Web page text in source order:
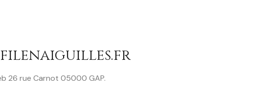
26 rue Carnot 05000 GAP.